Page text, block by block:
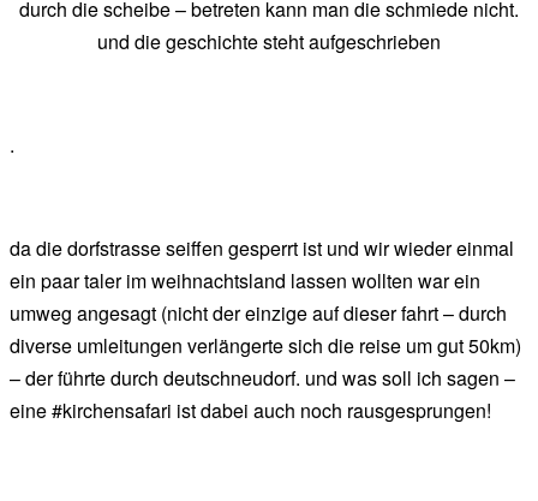
durch die scheibe – betreten kann man die schmiede nicht.
und die geschichte steht aufgeschrieben
.
da die dorfstrasse seiffen gesperrt ist und wir wieder einmal
ein paar taler im weihnachtsland lassen wollten war ein
umweg angesagt (nicht der einzige auf dieser fahrt – durch
diverse umleitungen verlängerte sich die reise um gut 50km)
– der führte durch deutschneudorf. und was soll ich sagen –
eine #kirchensafari ist dabei auch noch rausgesprungen!